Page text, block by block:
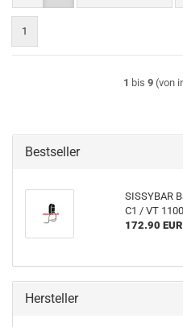
1
1 bis 9 (von
Bestseller
SISSYBAR
C1 / VT
172.90 EUR
Hersteller